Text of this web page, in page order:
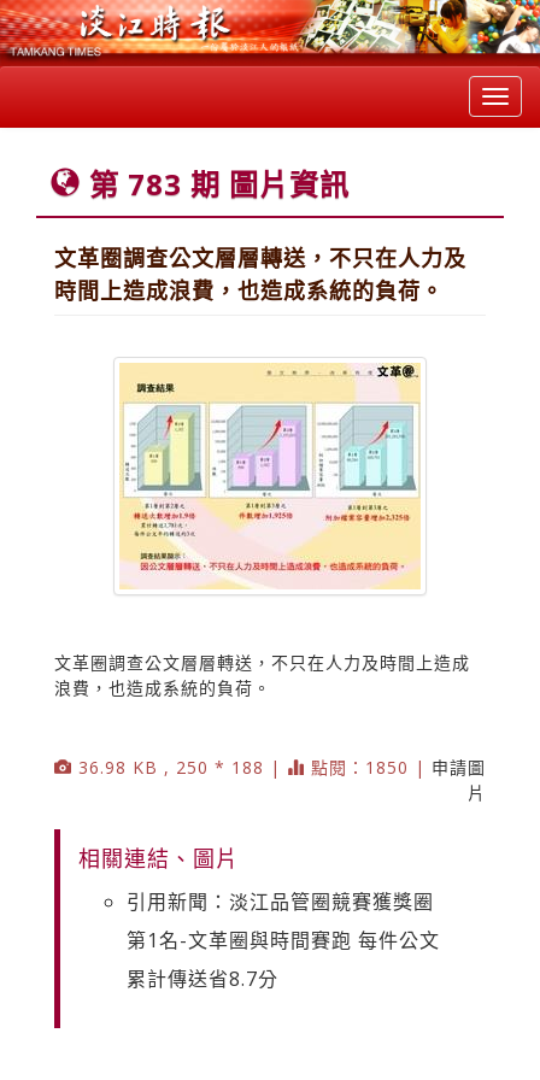
第 783 期 圖片資訊
文革圈調查公文層層轉送，不只在人力及
時間上造成浪費，也造成系統的負荷。
文革圈調查公文層層轉送，不只在人力及時間上造成
浪費，也造成系統的負荷。
36.98 KB , 250 * 188 | 點閱：1850 | 申請圖
片
相關連結、圖片
引用新聞：淡江品管圈競賽獲獎圈
第1名-文革圈與時間賽跑 每件公文
累計傳送省8.7分